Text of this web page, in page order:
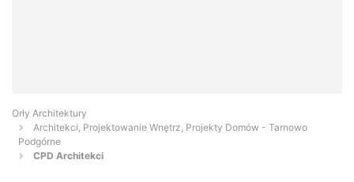
Orły Architektury
Architekci, Projektowanie Wnętrz, Projekty Domów - Tarnowo
Podgórne
CPD Architekci